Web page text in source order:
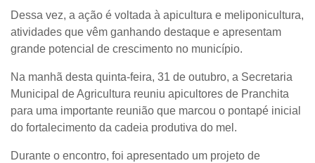
Dessa vez, a ação é voltada à apicultura e meliponicultura,
atividades que vêm ganhando destaque e apresentam
grande potencial de crescimento no município.
Na manhã desta quinta-feira, 31 de outubro, a Secretaria
Municipal de Agricultura reuniu apicultores de Pranchita
para uma importante reunião que marcou o pontapé inicial
do fortalecimento da cadeia produtiva do mel.
Durante o encontro, foi apresentado um projeto de